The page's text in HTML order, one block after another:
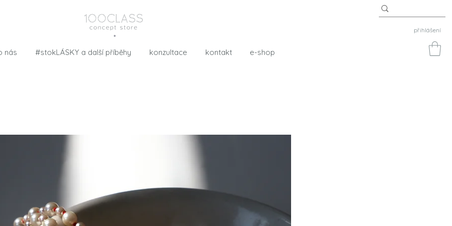
nás #stokLÁSKY a další příběhy konzultace kontakt e-shop
přihlášení